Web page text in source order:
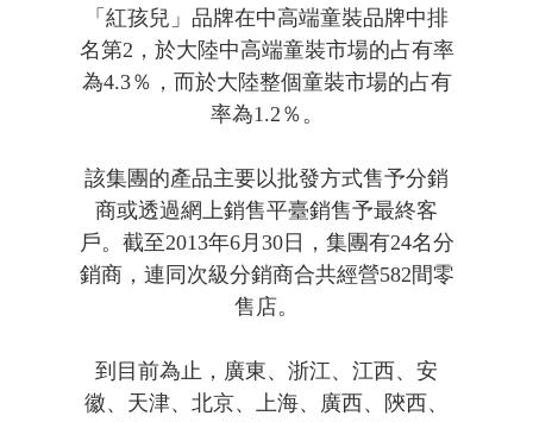
「紅孩兒」品牌在中高端童裝品牌中排
名第2，於大陸中高端童裝市場的占有率
為4.3％，而於大陸整個童裝市場的占有
率為1.2％。
該集團的產品主要以批發方式售予分銷
商或透過網上銷售平臺銷售予最終客
戶。截至2013年6月30日，集團有24名分
銷商，連同次級分銷商合共經營582間零
售店。
到目前為止，廣東、浙江、江西、安
徽、天津、北京、上海、廣西、陝西、